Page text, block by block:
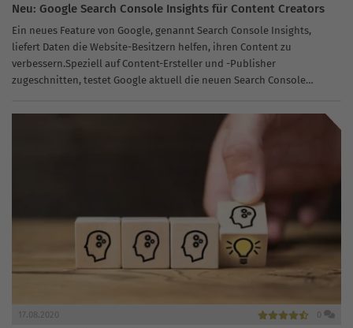
Neu: Google Search Console Insights für Content Creators
Ein neues Feature von Google, genannt Search Console Insights,
liefert Daten die Website-Besitzern helfen, ihren Content zu
verbessern.Speziell auf Content-Ersteller und -Publisher
zugeschnitten, testet Google aktuell die neuen Search Console
Testpersonen...
17.08.2020 0